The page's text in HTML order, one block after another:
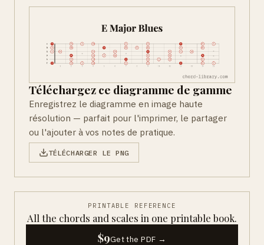
Téléchargez ce diagramme de gamme
Enregistrez le diagramme en image haute
résolution — parfait pour l'imprimer, le partager
ou l'ajouter à vos notes de pratique.
TÉLÉCHARGER LE PNG
PRINTABLE REFERENCE
All the chords and scales in one printable book.
$9Get the PDF →